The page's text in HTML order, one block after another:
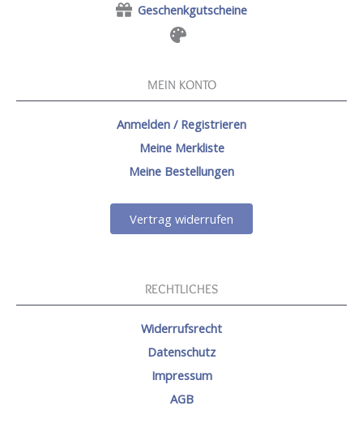
Geschenkgutscheine
MEIN KONTO
Anmelden / Registrieren
Meine Merkliste
Meine Bestellungen
Vertrag widerrufen
RECHTLICHES
Widerrufsrecht
Datenschutz
Impressum
AGB